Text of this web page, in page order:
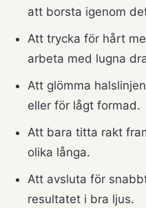
att borsta igenom
Att trycka för hårt
arbeta med lugna
Att glömma
eller för lågt formad.
Att bara titta rakt
olika långa.
Att avsluta för
resultatet i bra ljus.